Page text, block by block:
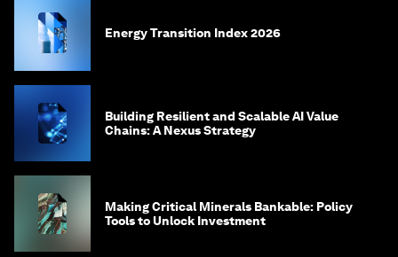
Energy Transition Index 2026
Building Resilient and Scalable AI Value
Chains: A Nexus Strategy
Making Critical Minerals Bankable: Policy
Tools to Unlock Investment